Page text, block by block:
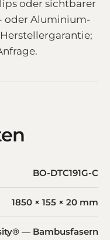
oder sichtbarer
oder Aluminium-
BO-DTC191G-C
1850 × 155 × 20 mm
— Bambusfasern